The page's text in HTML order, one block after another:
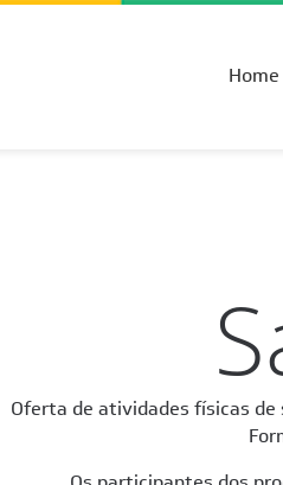
Home
Oferta de atividades físicas de